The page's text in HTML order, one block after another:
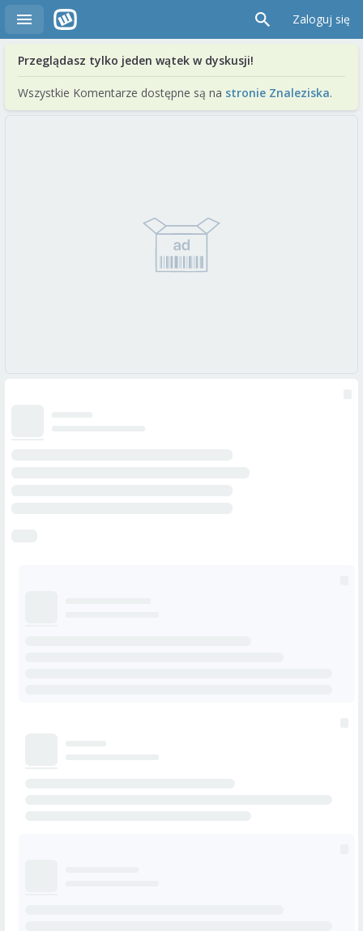
Zaloguj się
Przeglądasz tylko jeden wątek w dyskusji!
Wszystkie Komentarze dostępne są na stronie Znaleziska.